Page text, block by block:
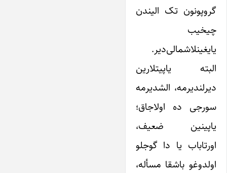
گروپونون تک ‌الیندن
چیخیب
یایغینلاشمالی‌دیر.
البته یاپیتلارین
دیرلندیرمه، الشدیرمه
سورجی ده اولاجاق؛
یاپینین ضعیف،
اورتاباب یا دا گوجلو
اولدوغو باشقا مسأله‌،